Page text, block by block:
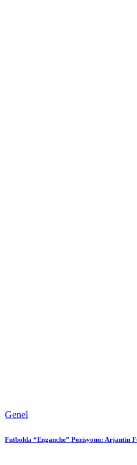
Genel
Futbolda “Enganche” Pozisyonu: Arjantin